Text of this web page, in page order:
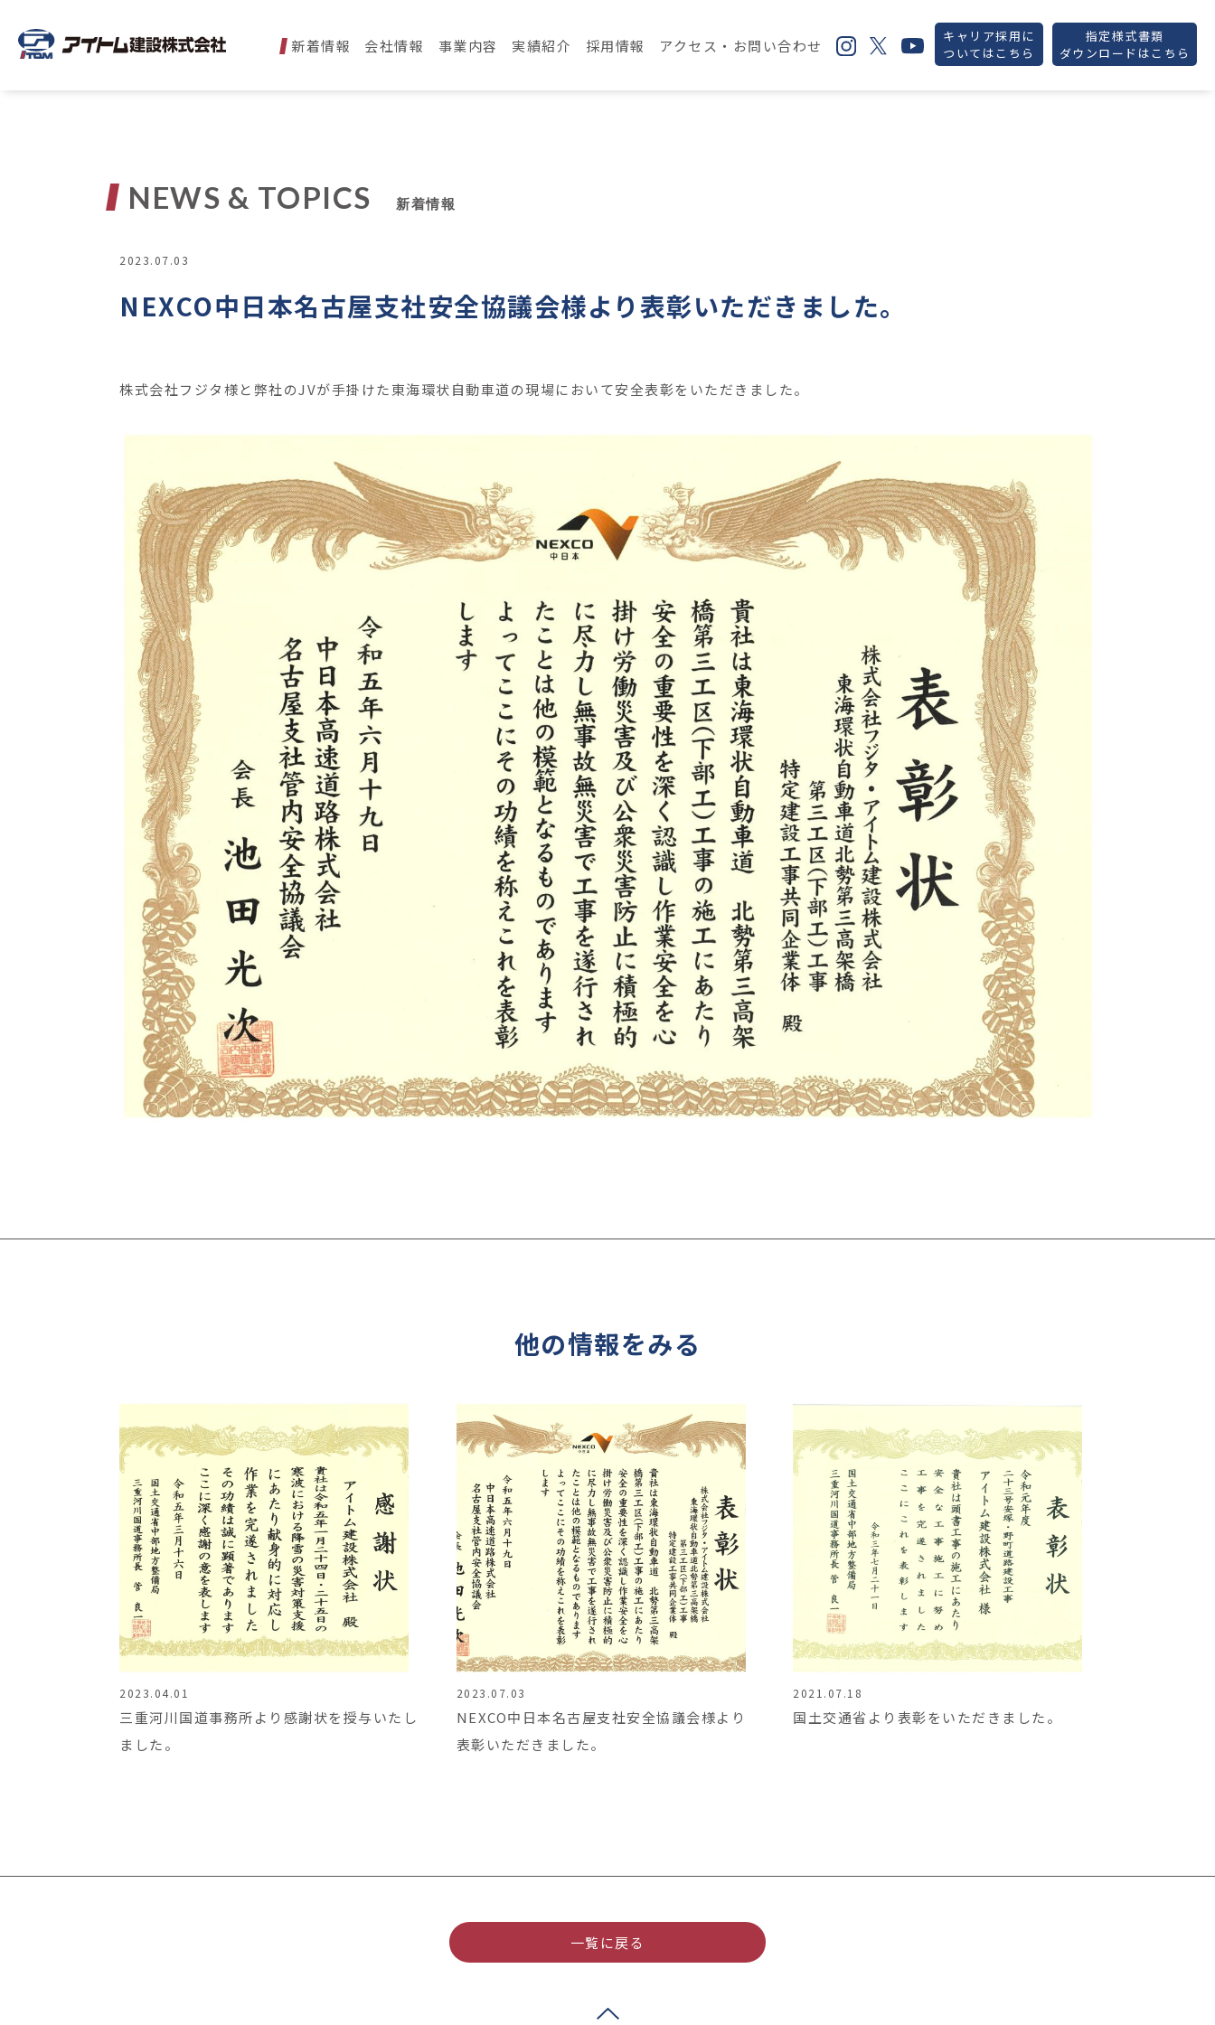
新着情報 会社情報 事業内容 実績紹介 採用情報 アクセス・お問い合わせ
キャリア採用に
ついてはこちら
指定様式書類
ダウンロードはこちら
NEWS & TOPICS 新着情報
2023.07.03
NEXCO中日本名古屋支社安全協議会様より表彰いただきました。
株式会社フジタ様と弊社のJVが手掛けた東海環状自動車道の現場において安全表彰をいただきました。
他の情報をみる
2023.04.01
三重河川国道事務所より感謝状を授与いたし
ました。
2023.07.03
NEXCO中日本名古屋支社安全協議会様より
表彰いただきました。
2021.07.18
国土交通省より表彰をいただきました。
一覧に戻る